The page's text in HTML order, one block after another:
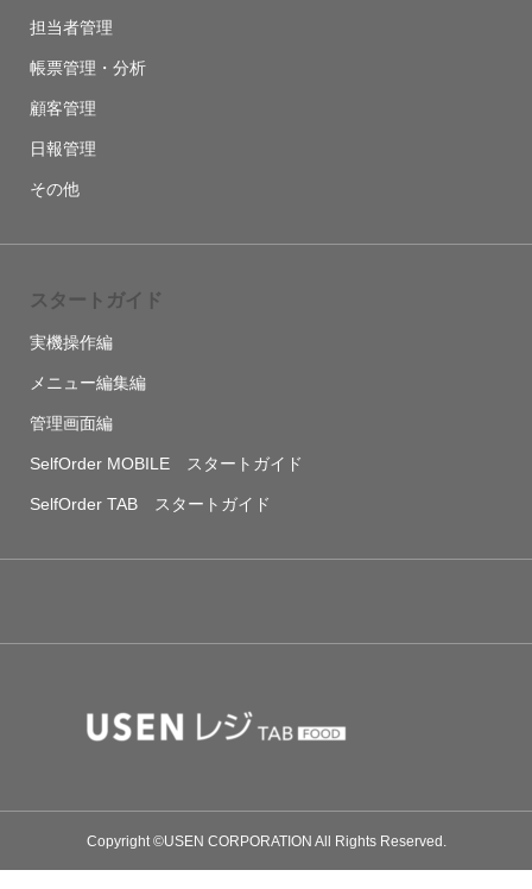
担当者管理
帳票管理・分析
顧客管理
日報管理
その他
スタートガイド
実機操作編
メニュー編集編
管理画面編
SelfOrder MOBILE スタートガイド
SelfOrder TAB スタートガイド
Copyright ©USEN CORPORATION All Rights Reserved.